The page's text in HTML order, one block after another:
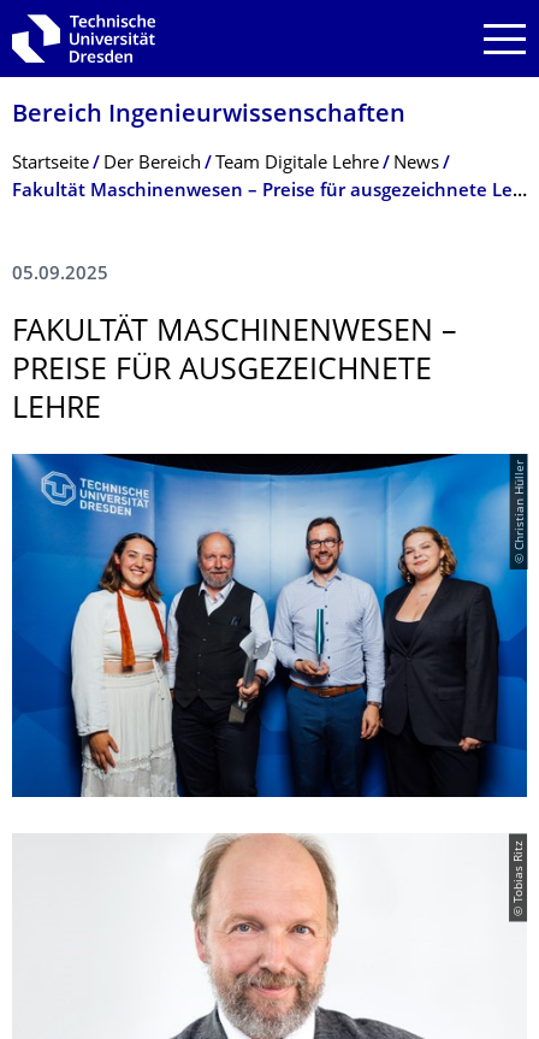
Zur Hauptnavigation springen
Zur Suche springen
Zum Inhalt springen
Bereich Ingenieur­wissen­schaften
Breadcrumb-Menü
Startseite Der Bereich Team Digitale Lehre
News
Fakultät Maschinenwesen – Preise für ausgezeichnete Lehre
05.09.2025
FAKULTÄT MASCHINENWESEN –
PREISE FÜR AUSGEZEICHNETE
LEHRE
© Christian Hüller
© Tobias Ritz